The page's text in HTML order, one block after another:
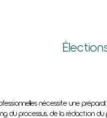
nécessite une
du processus, de la rédaction